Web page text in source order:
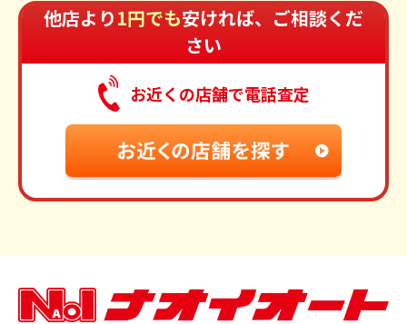
他店より1円でも安ければ、ご相談くだ
さい
お近くの店舗で電話査定